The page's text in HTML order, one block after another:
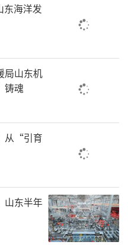
习教育走深走实，
汲取智慧和力量，
琉璃博物馆，调研
发展情况。
者：袁涛）
责任编辑：徐鹏程
海洋发
局山东机
魂
从“引育
山东半年